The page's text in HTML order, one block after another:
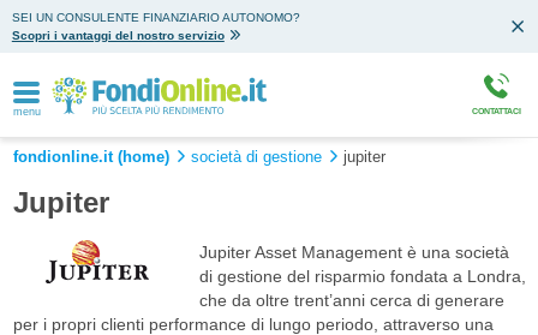
SEI UN CONSULENTE FINANZIARIO AUTONOMO?
Scopri i vantaggi del nostro servizio
menu CONTATTACI
fondionline.it (home) società di gestione jupiter
Jupiter
Jupiter Asset Management è una società
di gestione del risparmio fondata a Londra,
che da oltre trent’anni cerca di generare
per i propri clienti performance di lungo periodo, attraverso una